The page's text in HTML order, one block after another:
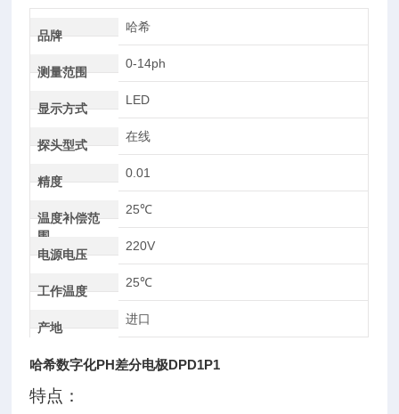
品牌
哈希
测量范围
0-14ph
显示方式
LED
探头型式
在线
精度
0.01
温度补偿范
围
25℃
电源电压
220V
工作温度
25℃
产地
进口
哈希数字化PH差分电极DPD1P1
特点：